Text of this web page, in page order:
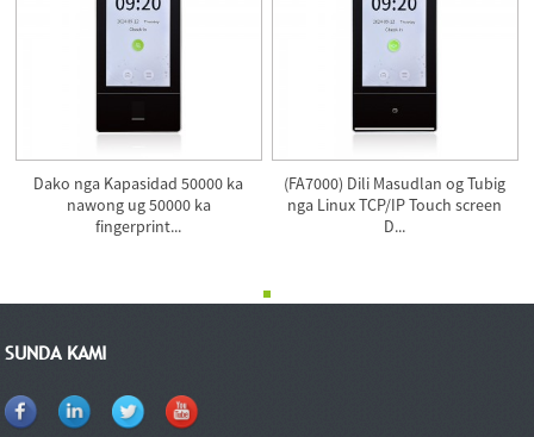
Dako nga Kapasidad 50000 ka
nawong ug 50000 ka
fingerprint...
(FA7000) Dili Masudlan og Tubig
nga Linux TCP/IP Touch screen
D...
SUNDA KAMI